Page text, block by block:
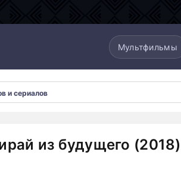
Мультфильмы
из будущего (2018)